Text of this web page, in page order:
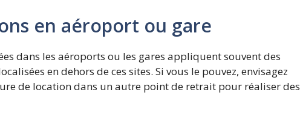
en aéroport ou gare
dans les aéroports ou les gares appliquent souvent des
en dehors de ces sites. Si vous le pouvez, envisagez
de location dans un autre point de retrait pour réaliser des